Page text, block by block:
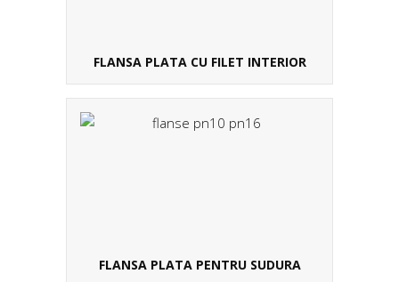
FLANSA PLATA CU FILET INTERIOR
FLANSA PLATA PENTRU SUDURA